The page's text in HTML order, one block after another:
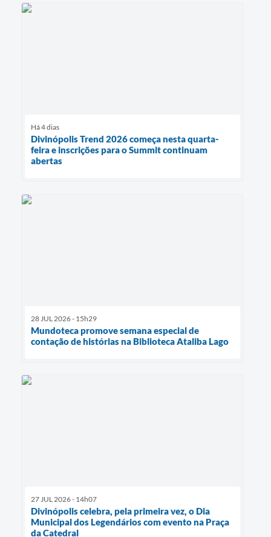
Há 4 dias
Divinópolis Trend 2026 começa nesta quarta-
feira e inscrições para o Summit continuam
abertas
28 JUL 2026 - 15h29
Mundoteca promove semana especial de
contação de histórias na Biblioteca Ataliba Lago
27 JUL 2026 - 14h07
Divinópolis celebra, pela primeira vez, o Dia
Municipal dos Legendários com evento na Praça
da Catedral